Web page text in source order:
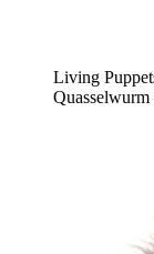
Living
Quasselwurm